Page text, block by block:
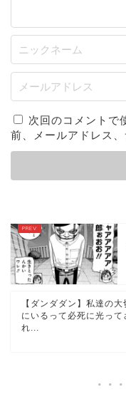
次回のコメントで
前、メールアドレス、
【ダンダダン】私達の
にいるって必死に光って
れ...